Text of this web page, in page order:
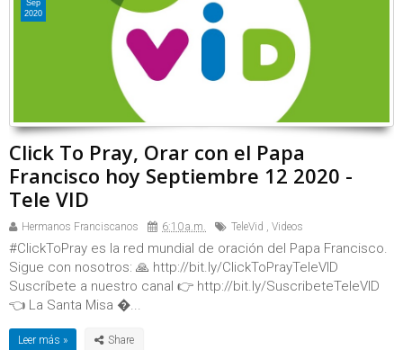
Click To Pray, Orar con el Papa
Francisco hoy Septiembre 12 2020 -
Tele VID
Hermanos Franciscanos 6:10 a.m. TeleVid , Videos
#ClickToPray es la red mundial de oración del Papa Francisco.
Sigue con nosotros: 🙏 http://bit.ly/ClickToPrayTeleVID
Suscríbete a nuestro canal 👉 http://bit.ly/SuscribeteTeleVID
👈 La Santa Misa ...
Leer más »
Sep
2020